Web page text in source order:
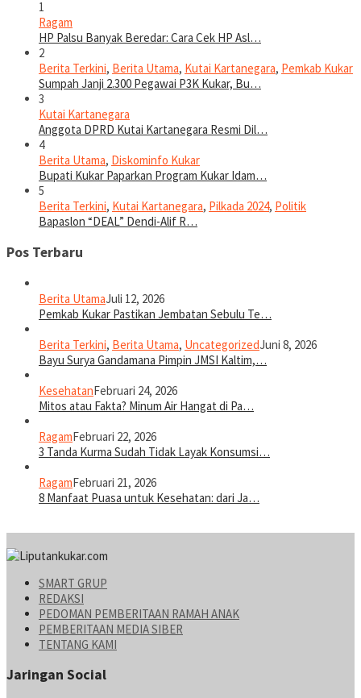
1
Ragam
HP Palsu Banyak Beredar: Cara Cek HP Asl…
2
Berita Terkini, Berita Utama, Kutai Kartanegara, Pemkab Kukar
Sumpah Janji 2.300 Pegawai P3K Kukar, Bu…
3
Kutai Kartanegara
Anggota DPRD Kutai Kartanegara Resmi Dil…
4
Berita Utama, Diskominfo Kukar
Bupati Kukar Paparkan Program Kukar Idam…
5
Berita Terkini, Kutai Kartanegara, Pilkada 2024, Politik
Bapaslon “DEAL” Dendi-Alif R…
Pos Terbaru
Berita UtamaJuli 12, 2026
Pemkab Kukar Pastikan Jembatan Sebulu Te…
Berita Terkini, Berita Utama, UncategorizedJuni 8, 2026
Bayu Surya Gandamana Pimpin JMSI Kaltim,…
KesehatanFebruari 24, 2026
Mitos atau Fakta? Minum Air Hangat di Pa…
RagamFebruari 22, 2026
3 Tanda Kurma Sudah Tidak Layak Konsumsi…
RagamFebruari 21, 2026
8 Manfaat Puasa untuk Kesehatan: dari Ja…
SMART GRUP
REDAKSI
PEDOMAN PEMBERITAAN RAMAH ANAK
PEMBERITAAN MEDIA SIBER
TENTANG KAMI
Jaringan Social